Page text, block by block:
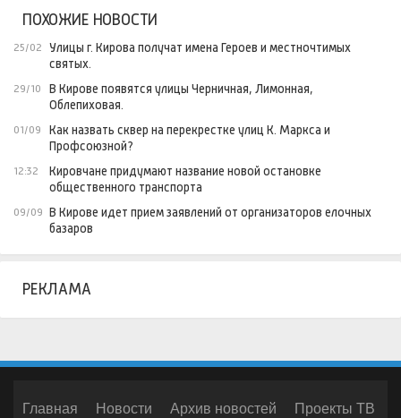
ПОХОЖИЕ НОВОСТИ
25/02
Улицы г. Кирова получат имена Героев и местночтимых
святых.
29/10
В Кирове появятся улицы Черничная, Лимонная,
Облепиховая.
01/09
Как назвать сквер на перекрестке улиц К. Маркса и
Профсоюзной?
12:32
Кировчане придумают название новой остановке
общественного транспорта
09/09 В Кирове идет прием заявлений от организаторов елочных
базаров
РЕКЛАМА
Главная Новости Архив новостей
Проекты ТВ